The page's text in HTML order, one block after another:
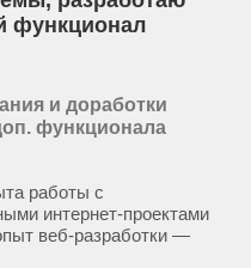
функционал
и доработки
функционала
работы с
интернет-проектами
веб-разработки —